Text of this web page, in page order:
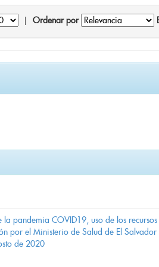
Ordenar por
la pandemia COVID19, uso de los recursos
por el Ministerio de Salud de El Salvador
de 2020